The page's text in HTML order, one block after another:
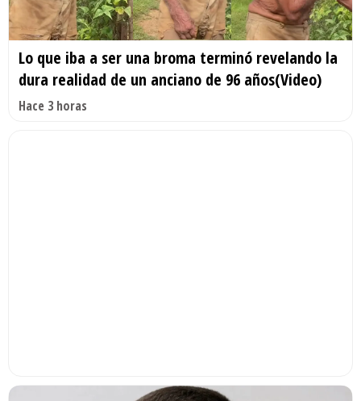
Lo que iba a ser una broma terminó revelando la
dura realidad de un anciano de 96 años(Video)
Hace 3 horas